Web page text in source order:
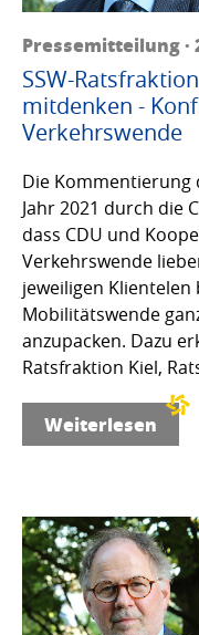
Pressemitteilung ·
SSW-
mitdenken -
Verkehrswende
Die Kommentierung
Jahr 2021 durch die
dass CDU und
Verkehrswende
jeweiligen
Mobilitätswende
anzupacken. Dazu
Ratsfraktion Kiel,
Weiterlesen